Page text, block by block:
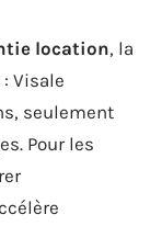
location, la
Visale
seulement
Pour les